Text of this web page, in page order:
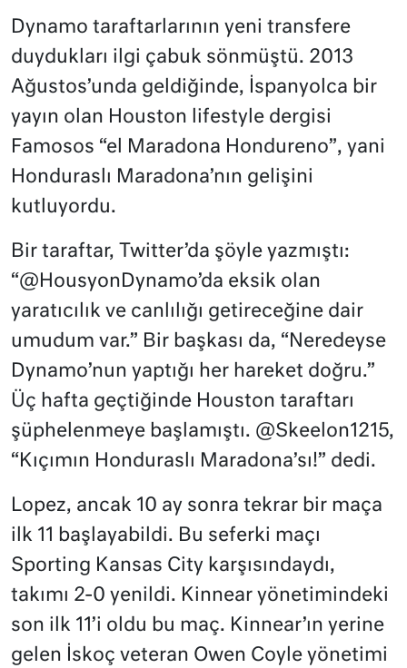
Dynamo taraftarlarının yeni transfere
duydukları ilgi çabuk sönmüştü. 2013
Ağustos’unda geldiğinde, İspanyolca bir
yayın olan Houston lifestyle dergisi
Famosos “el Maradona Hondureno”, yani
Honduraslı Maradona’nın gelişini
kutluyordu.
Bir taraftar, Twitter’da şöyle yazmıştı:
“@HousyonDynamo’da eksik olan
yaratıcılık ve canlılığı getireceğine dair
umudum var.” Bir başkası da, “Neredeyse
Dynamo’nun yaptığı her hareket doğru.”
Üç hafta geçtiğinde Houston taraftarı
şüphelenmeye başlamıştı. @Skeelon1215,
“Kıçımın Honduraslı Maradona’sı!” dedi.
Lopez, ancak 10 ay sonra tekrar bir maça
ilk 11 başlayabildi. Bu seferki maçı
Sporting Kansas City karşısındaydı,
takımı 2-0 yenildi. Kinnear yönetimindeki
son ilk 11’i oldu bu maç. Kinnear’ın yerine
gelen İskoç veteran Owen Coyle yönetimi